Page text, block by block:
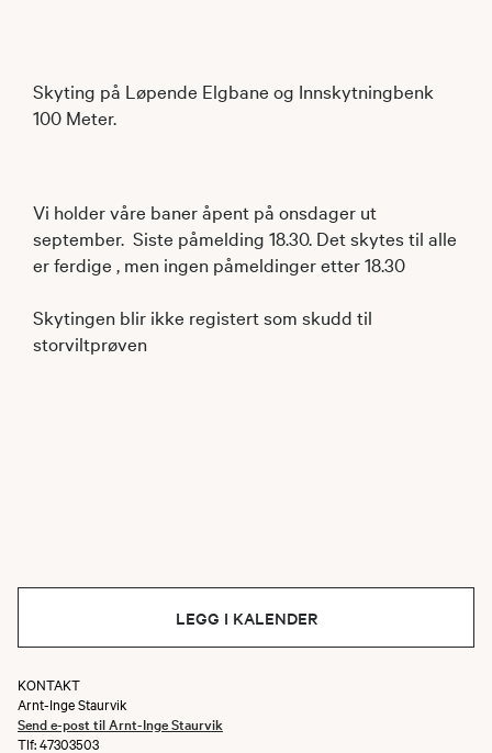
Skyting på Løpende Elgbane og Innskytningbenk
100 Meter.
Vi holder våre baner åpent på onsdager ut
september. Siste påmelding 18.30. Det skytes til alle
er ferdige , men ingen påmeldinger etter 18.30
Skytingen blir ikke registert som skudd til
storviltprøven
LEGG I KALENDER
KONTAKT
Arnt-Inge Staurvik
Send e-post til Arnt-Inge Staurvik
Tlf: 47303503